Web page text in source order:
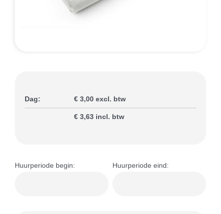
Dag: € 3,00 excl. btw
€ 3,63 incl. btw
Huurperiode begin: Huurperiode eind: